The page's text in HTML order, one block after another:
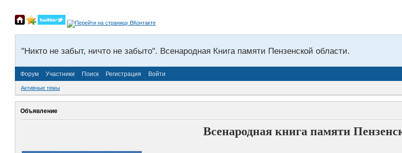
"Никто не забыт, ничто не забыто". Всенародная Книга памяти Пензенской области.
Форум Участники Поиск Регистрация Войти
Активные темы
Объявление
Всенародная книга памяти